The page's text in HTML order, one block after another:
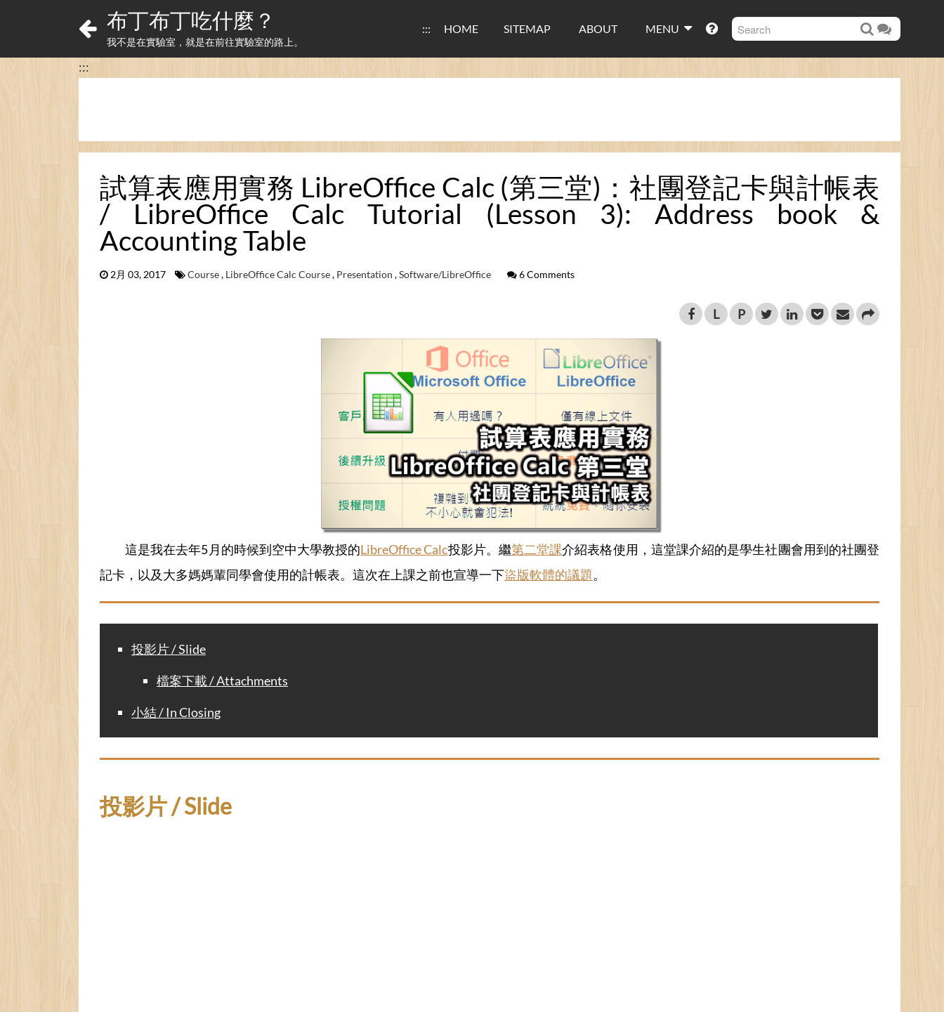
布丁布丁吃什麼？
我不是在實驗室，就是在前往實驗室的路上。
::: HOME SITEMAP ABOUT MENU
:::
試算表應用實務 LibreOffice Calc (第三堂)：社團登記卡與計帳表
/ LibreOffice Calc Tutorial (Lesson 3): Address book &
Accounting Table
2月 03, 2017 Course, LibreOffice Calc Course, Presentation ,Software/LibreOffice 6 Comments
L P
這是我在去年5月的時候到空中大學教授的LibreOffice Calc投影片。繼第二堂課介紹表格使用，這堂課介紹的是學生社團會用到的社團登
記卡，以及大多媽媽輩同學會使用的計帳表。這次在上課之前也宣導一下盜版軟體的議題。
投影片 / Slide
檔案下載 / Attachments
小結 / In Closing
投影片 / Slide